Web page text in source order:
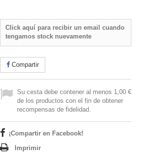
Click aquí para recibir un email cuando
tengamos stock nuevamente
Compartir
Su cesta debe contener al menos 1,00 €
de los productos con el fin de obtener
recompensas de fidelidad.
¡Compartir en Facebook!
Imprimir